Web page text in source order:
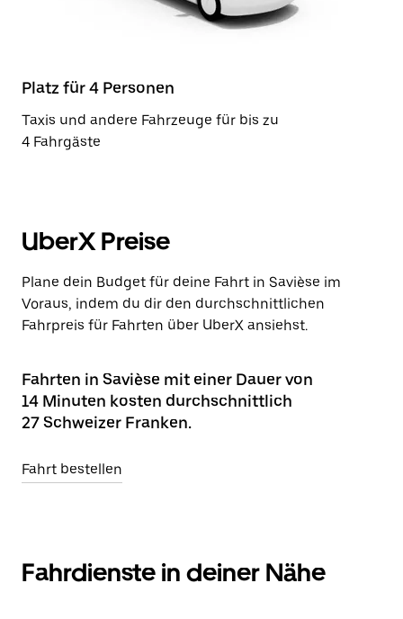
Platz für 4 Personen
Taxis und andere Fahrzeuge für bis zu
4 Fahrgäste
UberX Preise
Plane dein Budget für deine Fahrt in Savièse im
Voraus, indem du dir den durchschnittlichen
Fahrpreis für Fahrten über UberX ansiehst.
Fahrten in Savièse mit einer Dauer von
14 Minuten kosten durchschnittlich
27 Schweizer Franken.
Fahrt bestellen
Fahrdienste in deiner Nähe